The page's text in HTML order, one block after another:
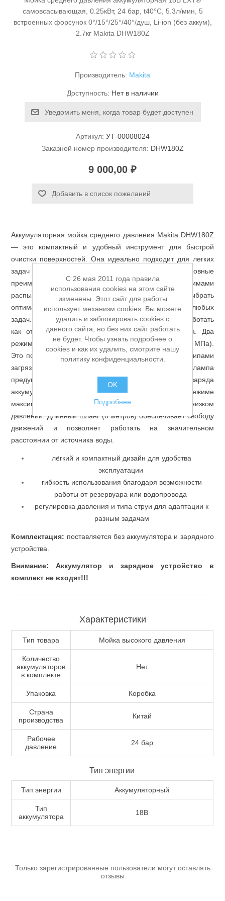
Станки и оснастка
Аккумуляторы и ЗУ
Грузоподъемное оборудование
Измерительный инструмент
Для плиточных работ
самовсасывающая, 0.25кВт, 24 бар, t40°C, 5.3л/мин, 5
встроенных форсунок 0°/15°/25°/40°/душ, Li-ion (без аккум),
2.7кг Makita DHW180Z
Производитель: Makita
Доступность: Нет в наличии
Уведомить меня, когда товар будет доступен
Артикул: УТ-00008024
Заказной номер производителя: DHW180Z
9 000,00 ₽
Добавить в список пожеланий
Аккумуляторная мойка среднего давления Makita DHW180Z
— это компактный и удобный инструмент для быстрой
очистки поверхностей. Она идеально подходит для легких
задач как на стройплощадках, так и в быту. Основные
преимущества: Регулируемая насадка с пятью режимами
распыления: 0°, 15°, 25°, 40° и душ. Это позволяет выбрать
оптимальный тип струи для любых
задач. Самовсасывающая система. Мойка может работать
как от резервуара с водой, так и от водопровода. Два
режима давления: высокий (2,4 МПа) и низкий (0,8 МПа).
Это позволяет эффективно справляться с разными типами
загрязнений. Индикатор заряда. Встроенная лампа
предупреждает о низком уровне заряда
аккумулятора. Время работы. До 30 минут в режиме
максимального давления и до 83 минут на низком
давлении. Длинный шланг (6 метров) обеспечивает свободу
движений и позволяет работать на значительном
расстоянии от источника воды.
лёгкий и компактный дизайн для удобства
эксплуатации
гибкость использования благодаря возможности
работы от резервуара или водопровода
регулировка давления и типа струи для адаптации к
разным задачам
Комплектация: поставляется без аккумулятора и зарядного
устройства.
Внимание: Аккумулятор и зарядное устройство в
комплект не входят!!!
Характеристики
Тип товара Мойка высокого давления
Количество
аккумуляторов
в комплекте
Нет
Упаковка Коробка
Страна
производства
Китай
Рабочее
давление
24 бар
Тип энергии
Тип энергии Аккумуляторный
Тип
аккумулятора
18В
Только зарегистрированные пользователи могут оставлять
отзывы
C 26 мая 2011 года правила
использования cookies на этом сайте
изменены. Этот сайт для работы
использует механизм cookies. Вы можете
удалить и заблокировать cookies с
данного сайта, но без них сайт работать
не будет. Чтобы узнать подробнее о
cookies и как их удалить, смотрите нашу
политику конфиденциальности.
OK
Подробнее